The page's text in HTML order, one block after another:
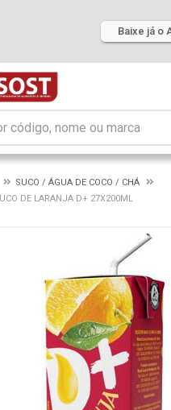
Baixe já o
SUCO / ÁGUA DE COCO / CHÁ
DE LARANJA D+ 27X200ML